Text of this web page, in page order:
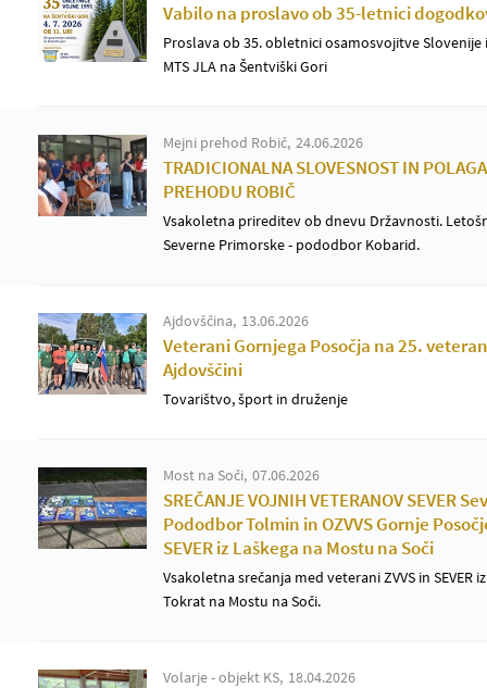
Vabilo na proslavo ob 35-letnici
Proslava ob 35. obletnici osamosvojitve Slovenije
MTS JLA na Šentviški Gori
Mejni prehod Robič 24.06.2026
TRADICIONALNA SLOVESNOST IN
PREHODU ROBIČ
Vsakoletna prireditev ob dnevu Državnosti.
Severne Primorske - pododbor Kobarid.
Ajdovščina 13.06.2026
Veterani Gornjega Posočja na 25.
Ajdovščini
Tovarištvo, šport in druženje
Most na Soči 07.06.2026
SREČANJE VOJNIH VETERANOV SEVER
Pododbor Tolmin in OZVVS Gornje
SEVER iz Laškega na Mostu na Soči
Vsakoletna srečanja med veterani ZVVS in SEVER
Tokrat na Mostu na Soči.
Volarje - objekt KS 18.04.2026